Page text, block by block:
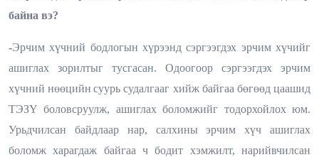
байна вэ?
-Эрчим хүчний бодлогын хүрээнд сэргээгдэх эрчим хүчийг
ашиглах зорилтыг тусгасан. Одоогоор сэргээгдэх эрчим
хүчний нөөцийн суурь судалгааг хийж байгаа бөгөөд цаашид
ТЭЗҮ боловсруулж, ашиглах боломжийг тодорхойлох юм.
Урьдчилсан байдлаар нар, салхины эрчим хүч ашиглах
боломж харагдаж байгаа ч бодит хэмжилт, нарийвчилсан